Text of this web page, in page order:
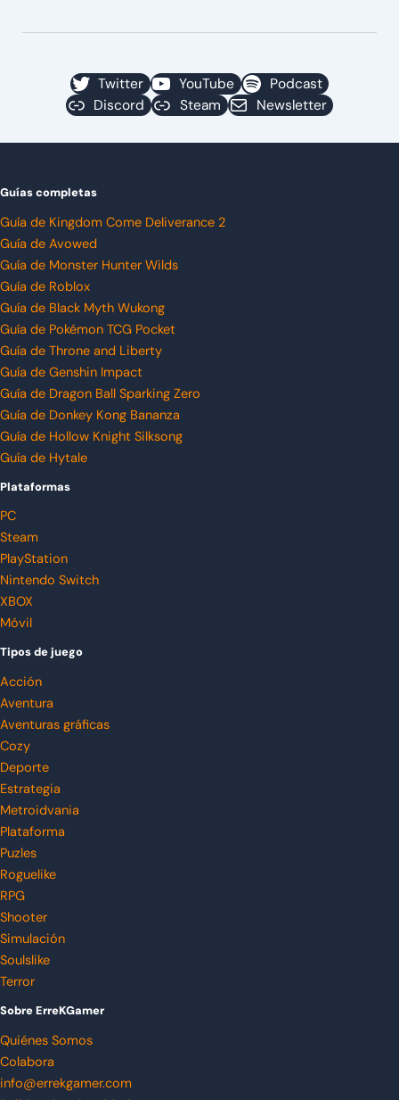
Twitter YouTube
Podcast
Discord
Steam Newsletter
Guías completas
Guía de Kingdom Come Deliverance 2
Guía de Avowed
Guía de Monster Hunter Wilds
Guía de Roblox
Guía de Black Myth Wukong
Guía de Pokémon TCG Pocket
Guía de Throne and Liberty
Guía de Genshin Impact
Guía de Dragon Ball Sparking Zero
Guía de Donkey Kong Bananza
Guía de Hollow Knight Silksong
Guía de Hytale
Plataformas
PC
Steam
PlayStation
Nintendo Switch
XBOX
Móvil
Tipos de juego
Acción
Aventura
Aventuras gráficas
Cozy
Deporte
Estrategia
Metroidvania
Plataforma
Puzles
Roguelike
RPG
Shooter
Simulación
Soulslike
Terror
Sobre ErreKGamer
Quiénes Somos
Colabora
info@errekgamer.com